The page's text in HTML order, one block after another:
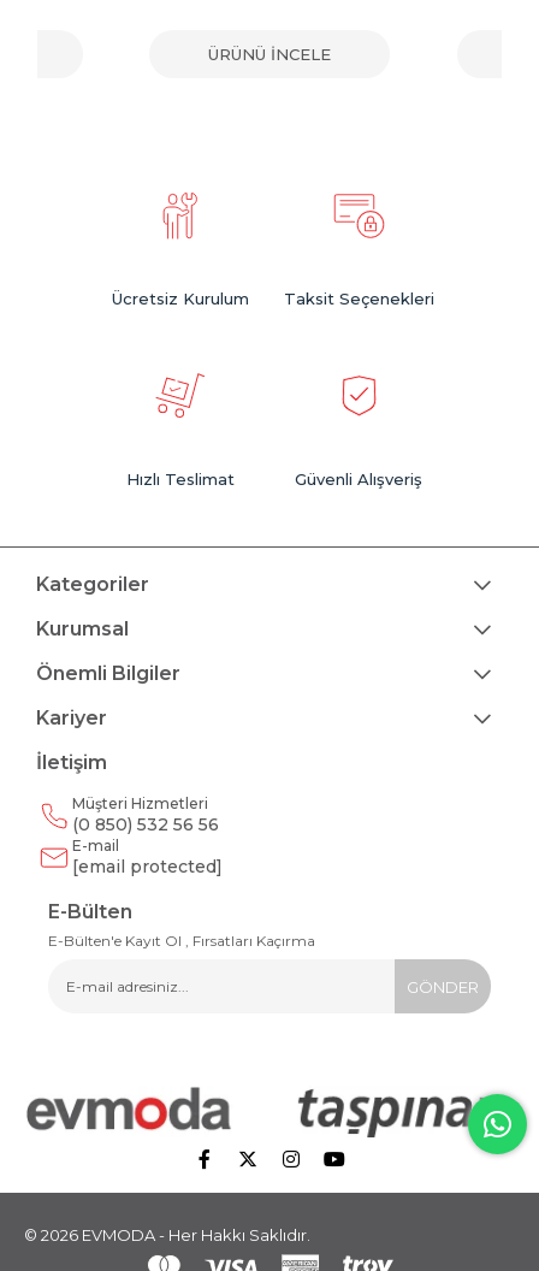
ÜRÜNÜ İNCELE
Ücretsiz Kurulum Taksit Seçenekleri
Hızlı Teslimat Güvenli Alışveriş
Kategoriler
Kurumsal
Önemli Bilgiler
Kariyer
İletişim
Müşteri Hizmetleri
(0 850) 532 56 56
E-mail
[email protected]
E-Bülten
E-Bülten'e Kayıt Ol , Fırsatları Kaçırma
GÖNDER
© 2026 EVMODA - Her Hakkı Saklıdır.